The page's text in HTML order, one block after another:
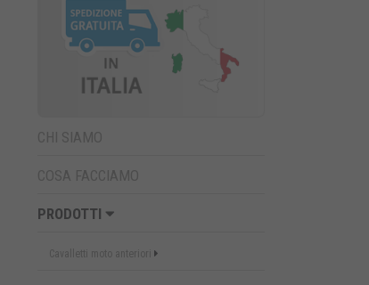
CHI SIAMO
COSA FACCIAMO
PRODOTTI
Cavalletti moto anteriori